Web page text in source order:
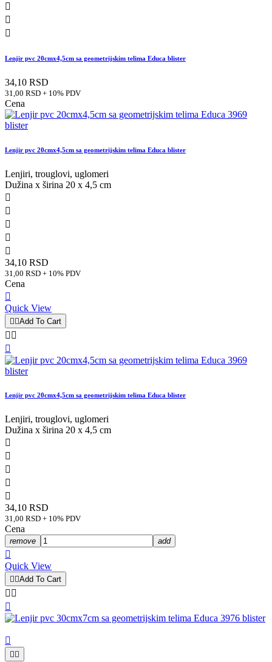



Lenjir pvc 20cmx4,5cm sa geometrijskim telima Educa blister
34,10 RSD
31,00 RSD + 10% PDV
Cena
Lenjir pvc 20cmx4,5cm sa geometrijskim telima Educa blister
Lenjiri, trouglovi, uglomeri
Dužina x širina 20 x 4,5 cm





34,10 RSD
31,00 RSD + 10% PDV
Cena

Quick View
Add To Cart
 

Lenjir pvc 20cmx4,5cm sa geometrijskim telima Educa blister
Lenjiri, trouglovi, uglomeri
Dužina x širina 20 x 4,5 cm





34,10 RSD
31,00 RSD + 10% PDV
Cena
remove add

Quick View
 Add To Cart
 


 